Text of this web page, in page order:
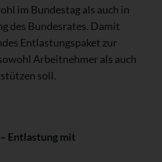
im Bundestag als auch in
des Bundesrates. Damit
Entlastungspaket zur
Arbeitnehmer als auch
soll.
Entlastung mit